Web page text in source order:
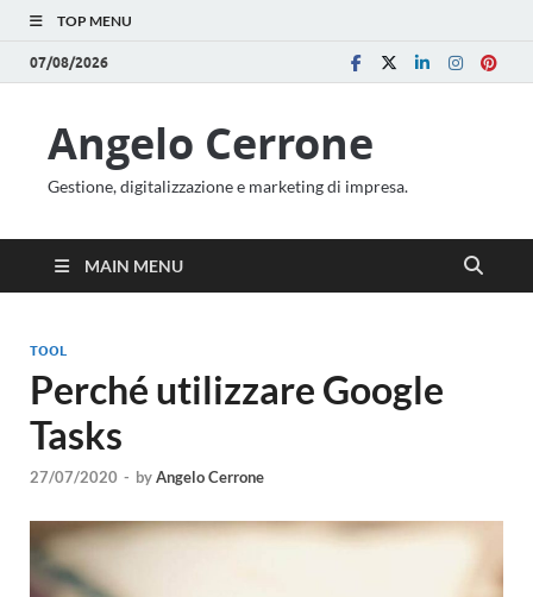
TOP MENU
07/08/2026
Angelo Cerrone
Gestione, digitalizzazione e marketing di impresa.
MAIN MENU
TOOL
Perché utilizzare Google
Tasks
27/07/2020 - byAngelo Cerrone